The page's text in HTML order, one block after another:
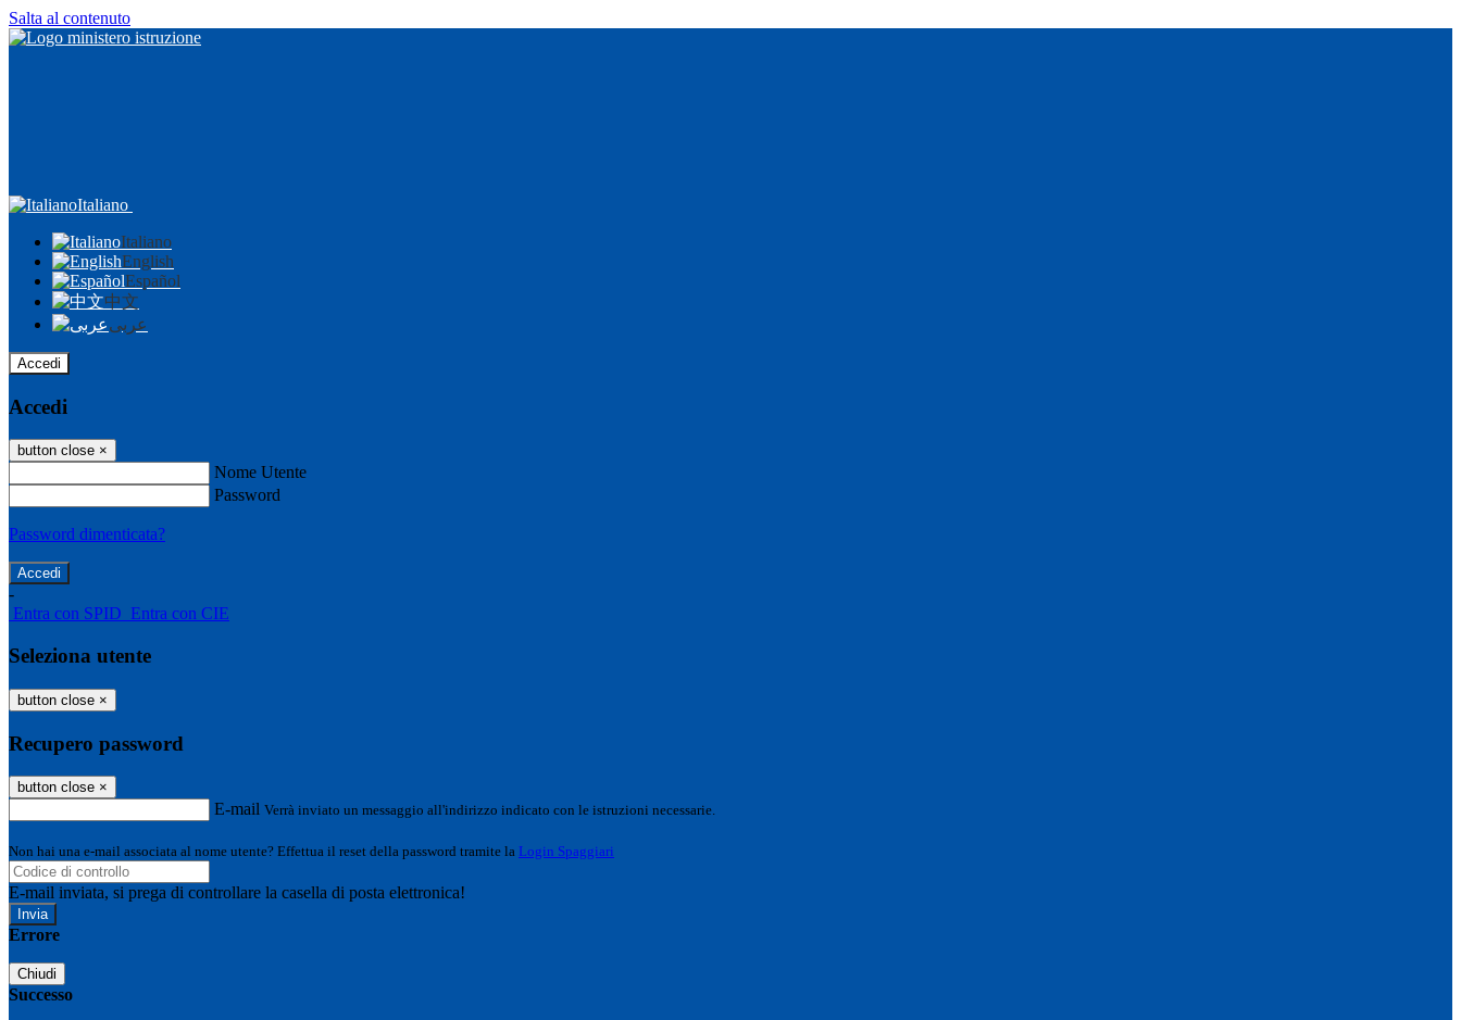
Salta al contenuto
Italiano
Italiano
English
Español
中文
عربى
Accedi
Accedi
button close ×
Nome Utente
Password
Password dimenticata?
-
Entra con SPID Entra con CIE
Seleziona utente
button close ×
Recupero password
button close ×
E-mail Verrà inviato un messaggio all'indirizzo indicato con le istruzioni necessarie.
Non hai una e-mail associata al nome utente? Effettua il reset della password tramite la Login Spaggiari
E-mail inviata, si prega di controllare la casella di posta elettronica!
Errore
Chiudi
Successo